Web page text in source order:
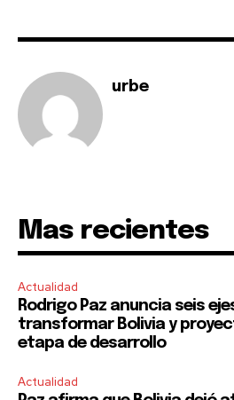
conversation.
To subscribe, simply enter your
your privacy and won't spam your
safe with us.
urbe
Mas recientes
Actualidad
Rodrigo Paz anuncia seis
transformar Bolivia y
etapa de desarrollo
Actualidad